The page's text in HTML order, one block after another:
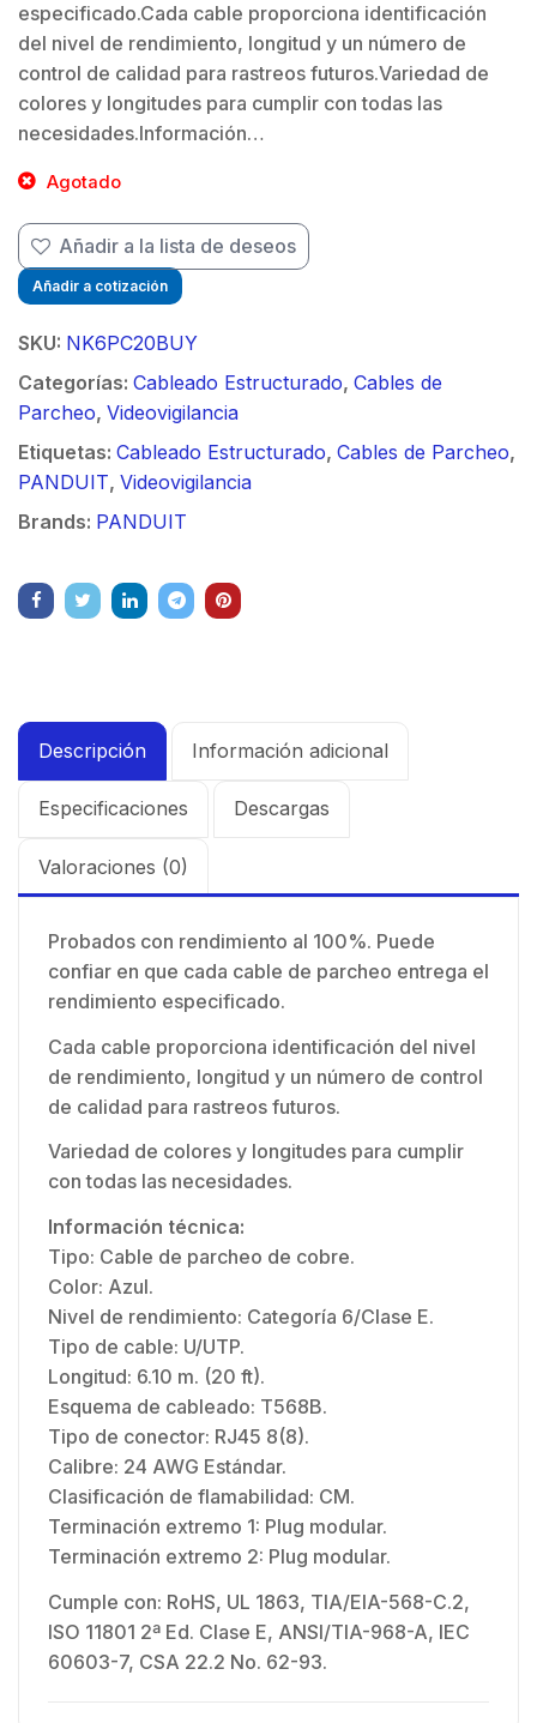
$
especificado.Cada cable proporciona identificación
del nivel de rendimiento, longitud y un número de
control de calidad para rastreos futuros.Variedad de
colores y longitudes para cumplir con todas las
necesidades.Información…
Agotado
Añadir a la lista de deseos
Añadir a cotización
SKU: NK6PC20BUY
Categorías: Cableado Estructurado, Cables de
Parcheo, Videovigilancia
Etiquetas: Cableado Estructurado, Cables de Parcheo,
PANDUIT, Videovigilancia
Brands: PANDUIT
Descripción Información adicional
Especificaciones Descargas
Valoraciones (0)
Probados con rendimiento al 100%. Puede
confiar en que cada cable de parcheo entrega el
rendimiento especificado.
Cada cable proporciona identificación del nivel
de rendimiento, longitud y un número de control
de calidad para rastreos futuros.
Variedad de colores y longitudes para cumplir
con todas las necesidades.
Información técnica:
Tipo: Cable de parcheo de cobre.
Color: Azul.
Nivel de rendimiento: Categoría 6/Clase E.
Tipo de cable: U/UTP.
Longitud: 6.10 m. (20 ft).
Esquema de cableado: T568B.
Tipo de conector: RJ45 8(8).
Calibre: 24 AWG Estándar.
Clasificación de flamabilidad: CM.
Terminación extremo 1: Plug modular.
Terminación extremo 2: Plug modular.
Cumple con: RoHS, UL 1863, TIA/EIA-568-C.2,
ISO 11801 2ª Ed. Clase E, ANSI/TIA-968-A, IEC
60603-7, CSA 22.2 No. 62-93.